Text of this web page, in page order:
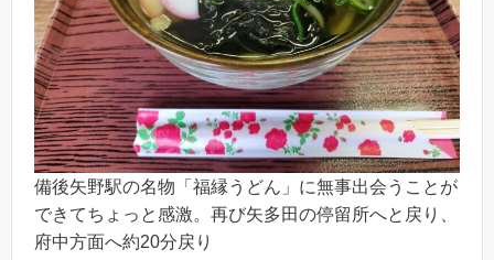
備後矢野駅の名物「福縁うどん」に無事出会うことが
できてちょっと感激。再び矢多田の停留所へと戻り、
府中方面へ約20分戻り